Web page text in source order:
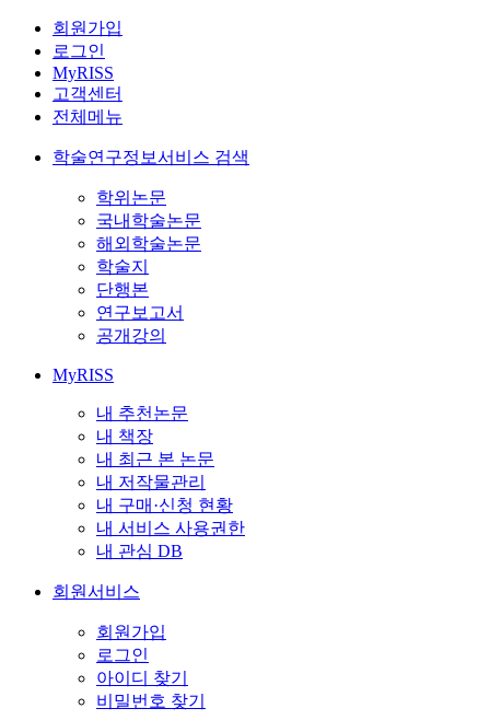
회원가입
로그인
MyRISS
고객센터
전체메뉴
학술연구정보서비스 검색
학위논문
국내학술논문
해외학술논문
학술지
단행본
연구보고서
공개강의
MyRISS
내 추천논문
내 책장
내 최근 본 논문
내 저작물관리
내 구매·신청 현황
내 서비스 사용권한
내 관심 DB
회원서비스
회원가입
로그인
아이디 찾기
비밀번호 찾기